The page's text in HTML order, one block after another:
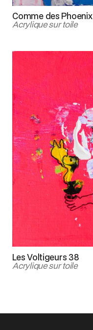
Comme des Phoenix
Acrylique sur toile
Les Voltigeurs 38
Acrylique sur toile